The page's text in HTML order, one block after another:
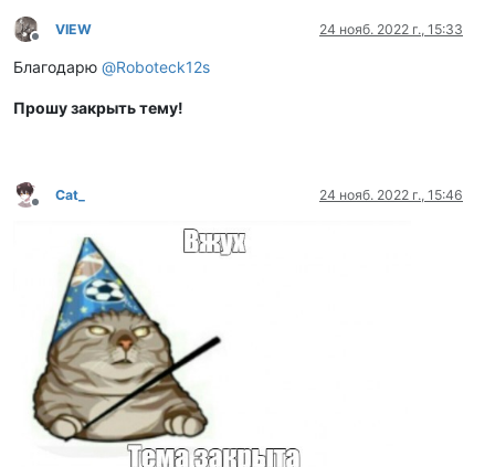
Не в сети
VIEW 24 нояб. 2022 г., 15:33
Благодарю @Roboteck12s
Прошу закрыть тему!
Не в сети
Cat_ 24 нояб. 2022 г., 15:46